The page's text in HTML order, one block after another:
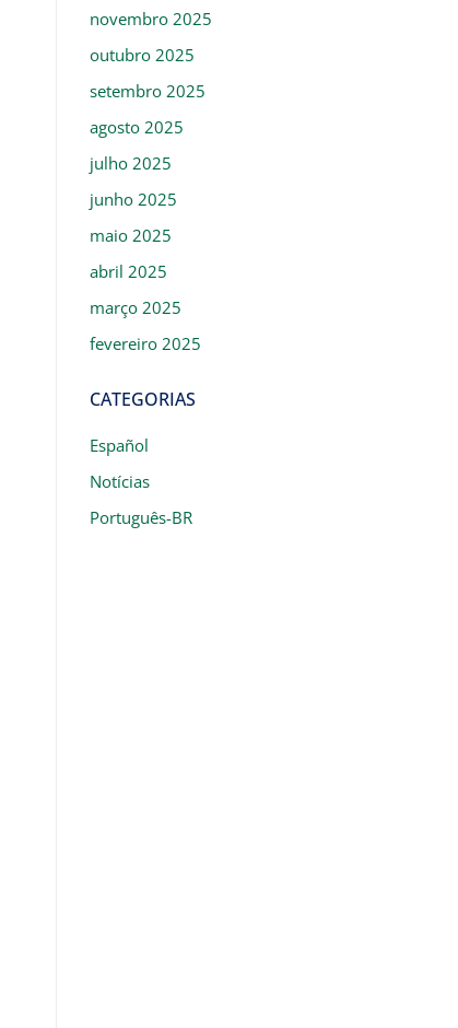
novembro 2025
outubro 2025
setembro 2025
agosto 2025
julho 2025
junho 2025
maio 2025
abril 2025
março 2025
fevereiro 2025
CATEGORIAS
Español
Notícias
Português-BR